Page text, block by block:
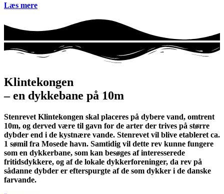
Læs mere
Klintekongen
– en dykkebane på 10m
Stenrevet Klintekongen skal placeres på dybere vand, omtrent
10m, og derved være til gavn for de arter der trives på større
dybder end i de kystnære vande. Stenrevet vil blive etableret ca.
1 sømil fra Mosede havn. Samtidig vil dette rev kunne fungere
som en dykkerbane, som kan besøges af interesserede
fritidsdykkere, og af de lokale dykkerforeninger, da rev på
sådanne dybder er efterspurgte af de som dykker i de danske
farvande.